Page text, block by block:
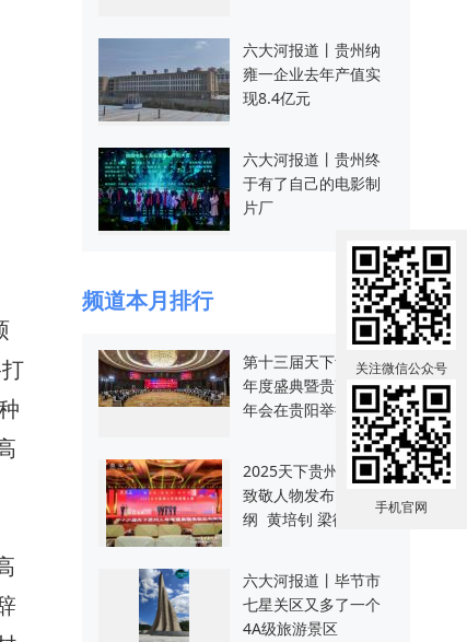
六大河报道丨贵州纳
雍一企业去年产值实
现8.4亿元
六大河报道丨贵州终
于有了自己的电影制
片厂
频道本月排行
第十三届天下贵州人
年度盛典暨贵商总会
年会在贵阳举行
2025天下贵州人年度
致敬人物发布：王志
纲 黄培钊 梁衡
六大河报道丨毕节市
七星关区又多了一个
4A级旅游景区
关注微信公众号
手机官网